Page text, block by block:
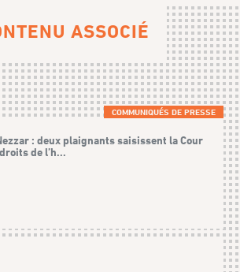
ASSOCIÉ
COMMUNIQUÉS DE PRESSE
: deux plaignants saisissent la Cour
de l’h...